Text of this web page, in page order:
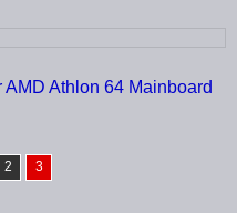
Athlon 64 Mainboard
2 3